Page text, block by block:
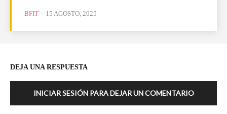
BFIT - 15 AGOSTO, 2025
DEJA UNA RESPUESTA
INICIAR SESIÓN PARA DEJAR UN COMENTARIO